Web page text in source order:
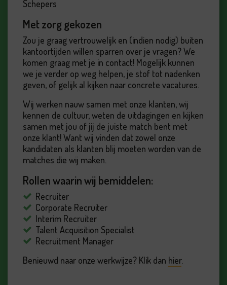
Schepers
Met zorg gekozen
Zou je graag vertrouwelijk en (indien nodig) buiten
kantoortijden willen sparren over je vragen? We
komen graag met je in contact! Mogelijk kunnen
we je verder op weg helpen, je stof tot nadenken
geven, of gelijk al kijken naar concrete vacatures.
Wij werken nauw samen met onze klanten, wij
kennen de cultuur, weten de uitdagingen en kijken
samen met jou of jij de juiste match bent met
onze klant! Want wij vinden dat zowel onze
kandidaten als klanten blij moeten worden van de
matches die wij maken.
Rollen waarin wij bemiddelen:
Recruiter
Corporate Recruiter
Interim Recruiter
Talent Acquisition Specialist
Recruitment Manager
Benieuwd naar onze werkwijze? Klik dan hier.